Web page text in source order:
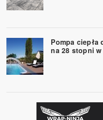
Pompa
na 28 stopni